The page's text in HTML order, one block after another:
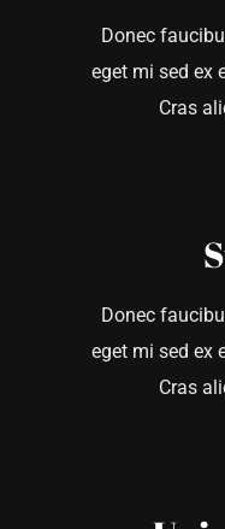
Donec
eget mi sed ex
Cras
Donec
eget mi sed ex
Cras